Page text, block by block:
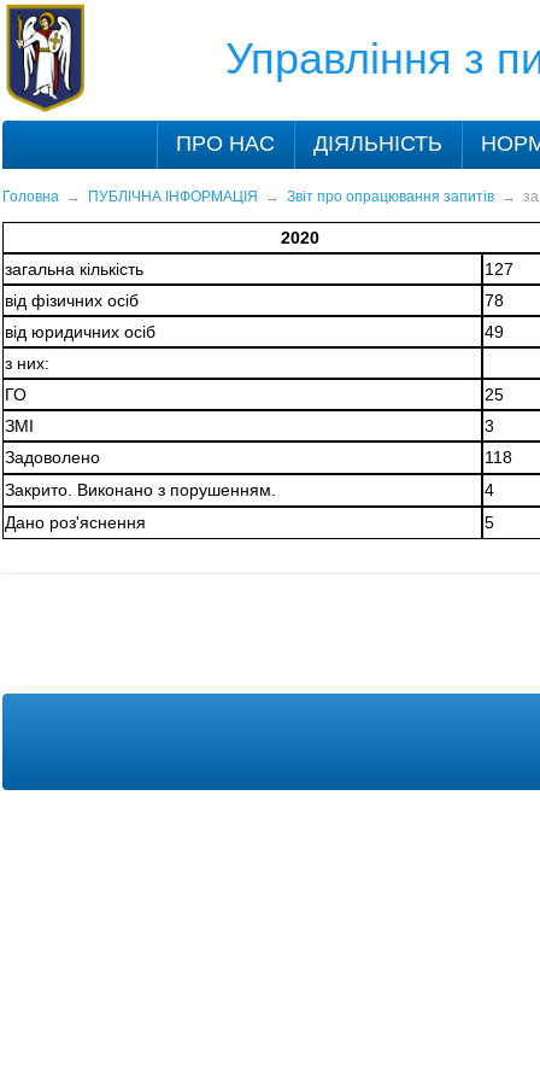
Управління з
ПРО НАС ДІЯЛЬНІСТЬ
Головна→ ПУБЛІЧНА ІНФОРМАЦІЯ → Звіт про опрацювання запитів→
2020
загальна кількість
127
від фізичних осіб
78
від юридичних осіб
49
з них:
ГО
25
ЗМІ
3
Задоволено
118
Закрито. Виконано з порушенням.
4
Дано роз'яснення
5